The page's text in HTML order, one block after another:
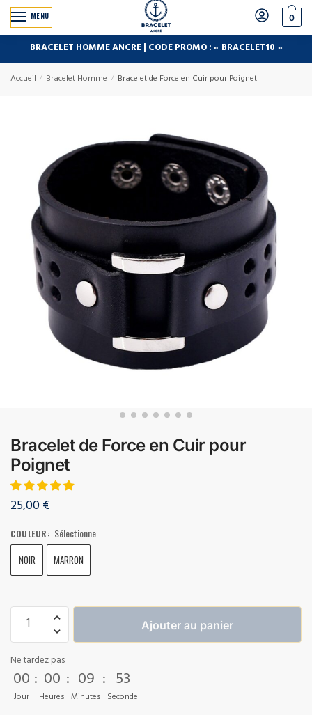
MENU 0
BRACELET HOMME ANCRE | CODE PROMO : « BRACELET10 »
Accueil / Bracelet Homme / Bracelet de Force en Cuir pour Poignet
Bracelet de Force en Cuir pour
Poignet
25,00€
COULEUR: Sélectionne
NOIR MARRON
Ajouter au panier
Ne tardez pas
00
Jour
: 00
Heures
: 09
Minutes
: 53
Seconde